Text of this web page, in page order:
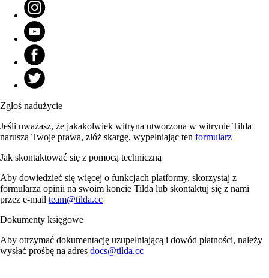
Zgłoś nadużycie
Jeśli uważasz, że jakakolwiek witryna utworzona w witrynie Tilda
narusza Twoje prawa, złóż skargę, wypełniając ten formularz
Jak skontaktować się z pomocą techniczną
Aby dowiedzieć się więcej o funkcjach platformy, skorzystaj z
formularza opinii na swoim koncie Tilda lub skontaktuj się z nami
przez e-mail team@tilda.cc
Dokumenty księgowe
Aby otrzymać dokumentację uzupełniającą i dowód płatności, należy
wysłać prośbę na adres docs@tilda.cc